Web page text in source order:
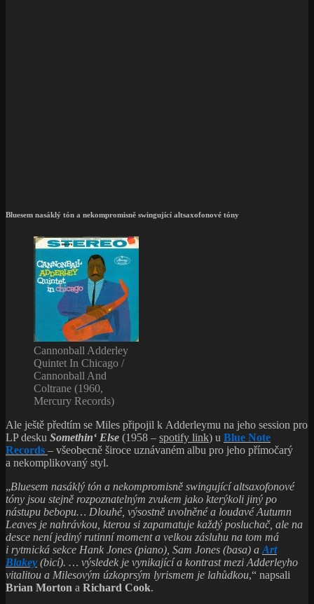
Bluesem nasáklý tón a nekompromisně swingující altsaxofonové tóny
Cannonball Adderley
Quintet In Chicago /
Cannonball And
Coltrane (1960,
Mercury Records)
Ale ještě předtím se Miles připojil k Adderleymu na jeho session pro
LP desku Somethin‘ Else (1958 – spotify link) u Blue Note
Records – všeobecně široce uznávaném albu pro jeho přímočarý
a nekomplikovaný styl.
„Bluesem nasáklý tón a nekompromisně swingující altsaxofonové
tóny jsou stejně rozpoznatelným zvukem jako kterýkoli jiný po
nástupu bebopu… Dlouhé, výsostně uvolněné a loudavé Autumn
Leaves je nahrávkou, kterou si zapamatuje každý posluchač, ale na
desce není jediný rutinní moment a velkou zásluhu na tom má
i rytmická sekce Hank Jones (piano), Sam Jones (basa) a Art
Blakey (bicí). … výsledek je vynikající a kontrast mezi Adderleyho
vitalitou a Milesovým úzkoprsým lyrismem je lahůdkou,“ napsali
Brian Morton a Richard Cook.